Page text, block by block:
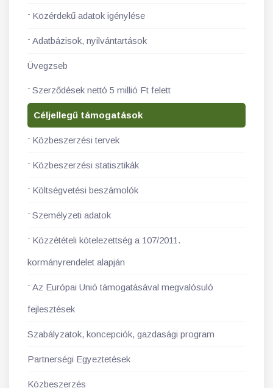
Közérdekű adatok igénylése
Adatbázisok, nyilvántartások
Üvegzseb
Szerződések nettó 5 millió Ft felett
Céljellegű támogatások
Közbeszerzési tervek
Közbeszerzési statisztikák
Költségvetési beszámolók
Személyzeti adatok
Közzétételi kötelezettség a 107/2011.
kormányrendelet alapján
Az Európai Unió támogatásával megvalósuló
fejlesztések
Szabályzatok, koncepciók, gazdasági program
Partnerségi Egyeztetések
Közbeszerzés